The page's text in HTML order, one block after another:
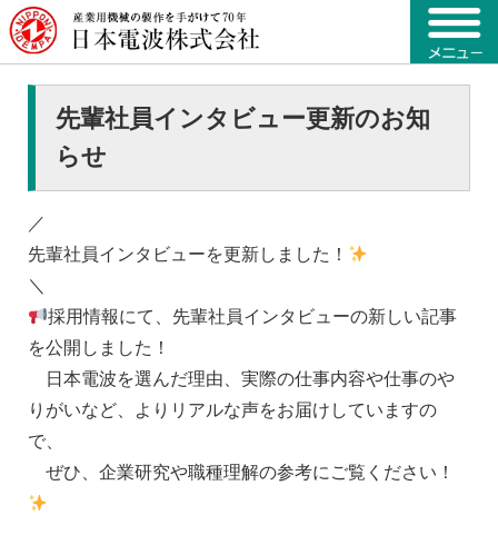
先輩社員インタビュー更新のお知
らせ
／
先輩社員インタビューを更新しました！
＼
採用情報にて、先輩社員インタビューの新しい記事
を公開しました！
日本電波を選んだ理由、実際の仕事内容や仕事のや
りがいなど、よりリアルな声をお届けしていますの
で、
ぜひ、企業研究や職種理解の参考にご覧ください！